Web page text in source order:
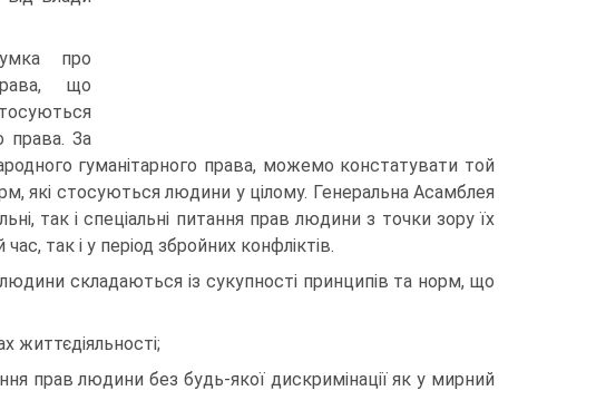
про
що
права. За
гуманітарного права, можемо констатувати той
які стосуються людини у цілому. Генеральна Асамблея
так і спеціальні питання прав людини з точки зору їх
так і у період збройних конфліктів.
складаються із сукупності принципів та норм, що
життєдіяльності;
прав людини без будь-якої дискримінації як у мирний